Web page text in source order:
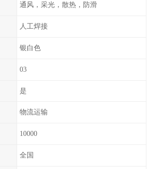
通风，采光，散热，防滑
人工焊接
银白色
03
是
物流运输
10000
全国